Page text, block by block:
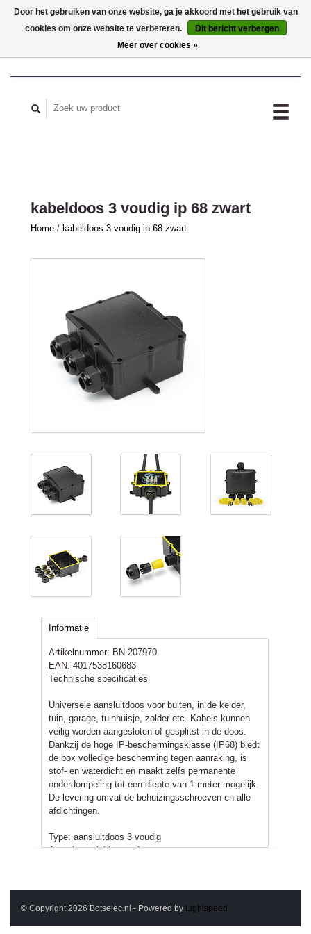
MIJN ACCOUNT
kabeldoos 3 voudig ip 68 zwart
Home / kabeldoos 3 voudig ip 68 zwart
Informatie
Artikelnummer: BN 207970
EAN: 4017538160683
Technische specificaties
Universele aansluitdoos voor buiten, in de kelder,
tuin, garage, tuinhuisje, zolder etc. Kabels kunnen
veilig worden aangesloten of gesplitst in de doos.
Dankzij de hoge IP-beschermingsklasse (IP68) biedt
de box volledige bescherming tegen aanraking, is
stof- en waterdicht en maakt zelfs permanente
onderdompeling tot een diepte van 1 meter mogelijk.
De levering omvat de behuizingsschroeven en alle
afdichtingen.
Type: aansluitdoos 3 voudig
Aantal aansluitingen: 4
Materiaal: kunststof (ABS)
Afmetingen: ca. 155 x 153 x 61 mm (doos 119,5 x
Materiaaldikte: ca. 3,8 mm
© Copyright 2026 Botselec.nl - Powered by Lightspeed
Door het gebruiken van onze website, ga je akkoord met het gebruik van
cookies om onze website te verbeteren.
Dit bericht verbergen
Meer over cookies »